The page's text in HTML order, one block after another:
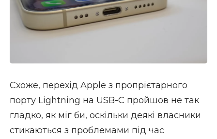
Схоже, перехід Apple з пропрієтарного
порту Lightning на USB-C пройшов не так
гладко, як міг би, оскільки деякі власники
стикаються з проблемами під час